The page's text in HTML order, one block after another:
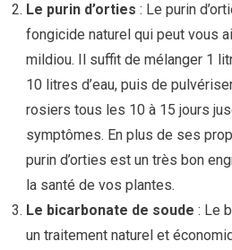
Le purin d’orties : Le purin
fongicide naturel qui peut vous
mildiou. Il suffit de mélanger 1
10 litres d’eau, puis de
rosiers tous les 10 à 15 jours
symptômes. En plus de ses
purin d’orties est un très bon
la santé de vos plantes.
Le bicarbonate de soude : Le
un traitement naturel et